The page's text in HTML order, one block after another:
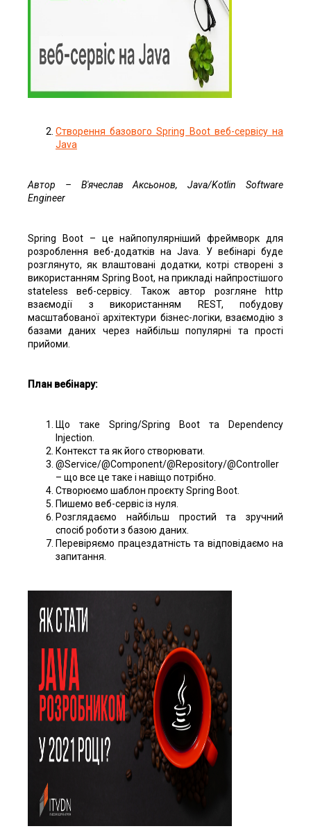
Створення базового Spring Boot веб-сервісу на
Java
Автор – В'ячеслав Аксьонов, Java/Kotlin Software
Engineer
Spring Boot – це найпопулярніший фреймворк для
розроблення веб-додатків на Java. У вебінарі буде
розглянуто, як влаштовані додатки, котрі створені з
використанням Spring Boot, на прикладі найпростішого
stateless веб-сервісу. Також автор розгляне http
взаємодії з використанням REST, побудову
масштабованої архітектури бізнес-логіки, взаємодію з
базами даних через найбільш популярні та прості
прийоми.
План вебінару:
Що таке Spring/Spring Boot та Dependency
Injection.
Контекст та як його створювати.
@Service/@Component/@Repository/@Controller
– що все це таке і навіщо потрібно.
Створюємо шаблон проєкту Spring Boot.
Пишемо веб-сервіс із нуля.
Розглядаємо найбільш простий та зручний
спосіб роботи з базою даних.
Перевіряємо працездатність та відповідаємо на
запитання.